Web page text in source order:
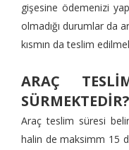
gişesine ödemenizi
olmadığı durumlar da
kısmın da teslim
ARAÇ
SÜRMEKTEDİR?
Araç teslim süresi
halin de maksimm 15